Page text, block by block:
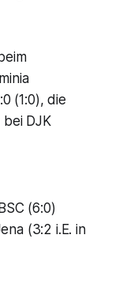
(1:0), die
bei DJK
(6:0)
(3:2 i.E. in